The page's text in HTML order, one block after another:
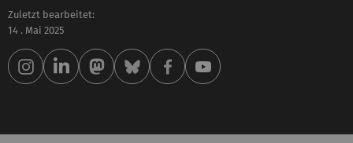
Zuletzt bearbeitet:
14 . Mai 2025